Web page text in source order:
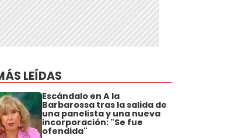
LEÍDAS
Escándalo en A la
Barbarossa tras la salida de
una panelista y una nueva
incorporación: "Se fue
ofendida"